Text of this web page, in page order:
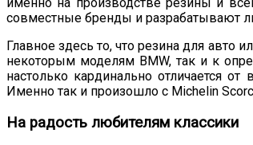
именно на производстве резины и
совместные бренды и разрабатывают
Главное здесь то, что резина для авто
некоторым моделям BMW, так и к
настолько кардинально отличается
Именно так и произошло с Michelin
На радость любителям классики